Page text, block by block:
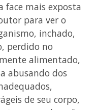
face mais exposta
para ver o
inchado,
perdido no
alimentado,
abusando dos
de seu corpo,